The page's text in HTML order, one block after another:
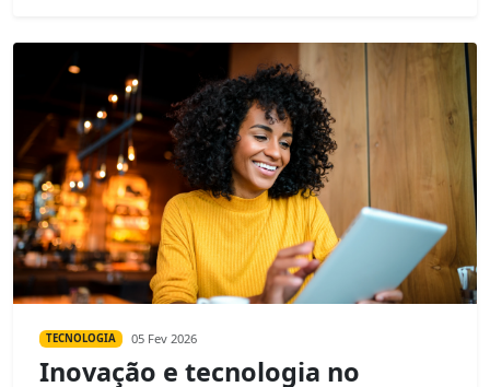
TECNOLOGIA 05 Fev 2026
Inovação e tecnologia no